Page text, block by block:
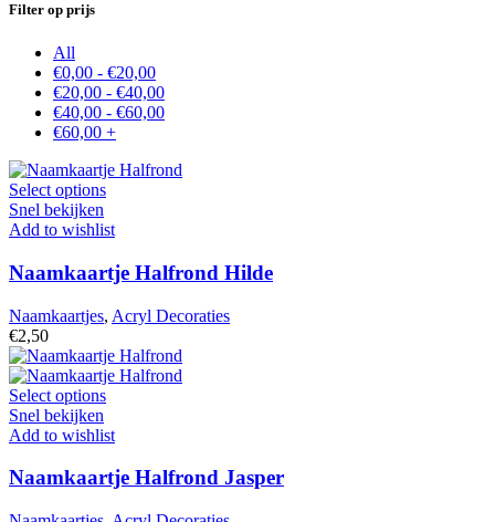
Filter op prijs
All
€0,00 - €20,00
€20,00 - €40,00
€40,00 - €60,00
€60,00 +
Select options
Snel bekijken
Add to wishlist
Naamkaartje Halfrond Hilde
Naamkaartjes, Acryl Decoraties
€2,50
Select options
Snel bekijken
Add to wishlist
Naamkaartje Halfrond Jasper